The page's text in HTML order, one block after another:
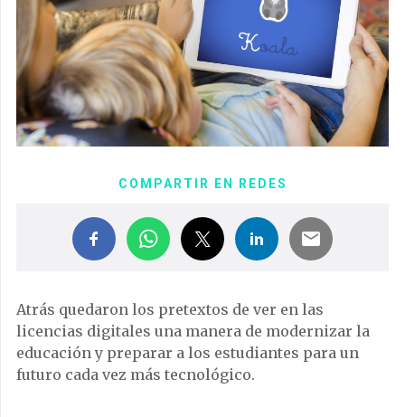
COMPARTIR EN REDES
Atrás quedaron los pretextos de ver en las
licencias digitales una manera de modernizar la
educación y preparar a los estudiantes para un
futuro cada vez más tecnológico.